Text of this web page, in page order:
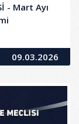
- Mart Ayı
09.03.2026